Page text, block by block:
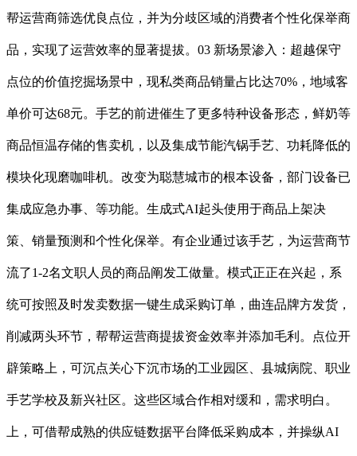
帮运营商筛选优良点位，并为分歧区域的消费者个性化保举商
品，实现了运营效率的显著提拔。03 新场景渗入：超越保守
点位的价值挖掘场景中，现私类商品销量占比达70%，地域客
单价可达68元。手艺的前进催生了更多特种设备形态，鲜奶等
商品恒温存储的售卖机，以及集成节能汽锅手艺、功耗降低的
模块化现磨咖啡机。改变为聪慧城市的根本设备，部门设备已
集成应急办事、等功能。生成式AI起头使用于商品上架决
策、销量预测和个性化保举。有企业通过该手艺，为运营商节
流了1-2名文职人员的商品阐发工做量。模式正正在兴起，系
统可按照及时发卖数据一键生成采购订单，曲连品牌方发货，
削减两头环节，帮帮运营商提拔资金效率并添加毛利。点位开
辟策略上，可沉点关心下沉市场的工业园区、县城病院、职业
手艺学校及新兴社区。这些区域合作相对缓和，需求明白。
上，可借帮成熟的供应链数据平台降低采购成本，并操纵AI